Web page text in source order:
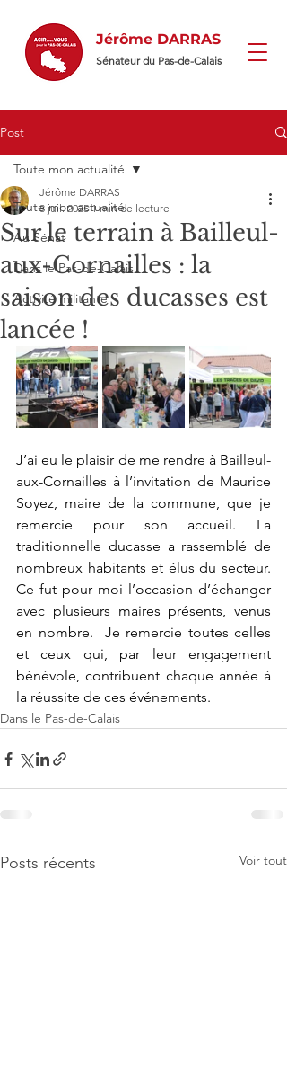
Jérôme DARRAS
Sénateur du Pas-de-Calais
Post
Toute mon actualité
Au Sénat
Dans le Pas-de-Calais
Activité militante
Toute mon actualité
Sur le terrain à Bailleul-
aux-Cornailles : la
saison des ducasses est
lancée !
Jérôme DARRAS
8 juil. 2025 1 min de lecture
J’ai eu le plaisir de me rendre à Bailleul-
aux-Cornailles à l’invitation de Maurice
Soyez, maire de la commune, que je
remercie pour son accueil. La
traditionnelle ducasse a rassemblé de
nombreux habitants et élus du secteur.
Ce fut pour moi l’occasion d’échanger
avec plusieurs maires présents, venus
en nombre.  Je remercie toutes celles
et ceux qui, par leur engagement
bénévole, contribuent chaque année à
la réussite de ces événements.
Dans le Pas-de-Calais
Posts récents Voir tout